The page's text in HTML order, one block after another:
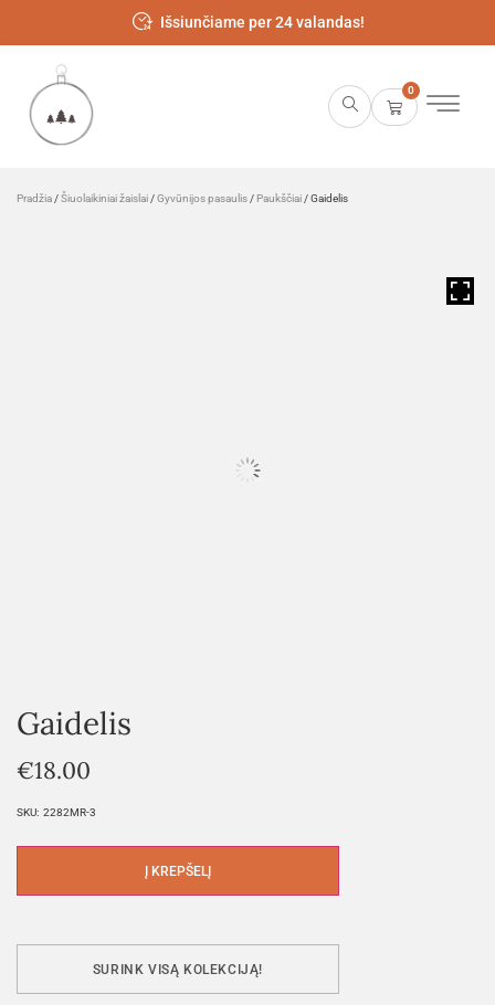
Išsiunčiame per 24 valandas!
0
Pradžia /Šiuolaikiniai žaislai /Gyvūnijos pasaulis / Paukščiai / Gaidelis
Gaidelis
€18.00
SKU: 2282MR-3
Į KREPŠELĮ
SURINK VISĄ KOLEKCIJĄ!